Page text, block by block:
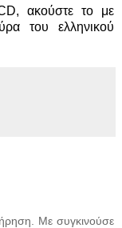
ακούστε το με
του ελληνικού
Με συγκινούσε